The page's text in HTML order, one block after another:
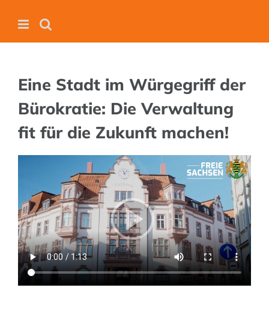
Inhalt
springen
Eine Stadt im Würgegriff der
Bürokratie: Die Verwaltung
fit für die Zukunft machen!